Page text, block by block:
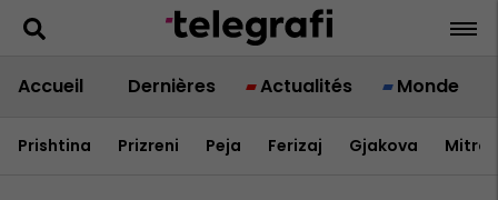
Accueil Dernières Actualités Monde
Prishtina Prizreni Peja Ferizaj Gjakova